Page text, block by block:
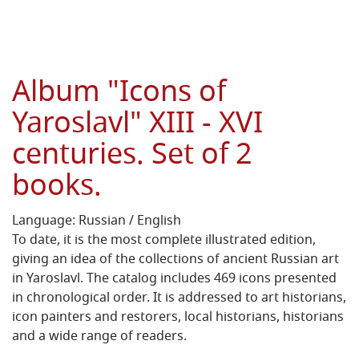
Album "Icons of
Yaroslavl" XIII - XVI
centuries. Set of 2
books.
Language: Russian / English
To date, it is the most complete illustrated edition,
giving an idea of the collections of ancient Russian art
in Yaroslavl. The catalog includes 469 icons presented
in chronological order. It is addressed to art historians,
icon painters and restorers, local historians, historians
and a wide range of readers.